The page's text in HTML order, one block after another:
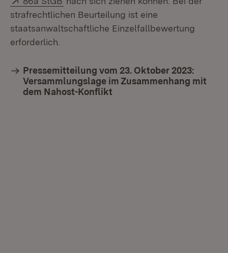
strafrechtlichen Beurteilung ist eine
staatsanwaltschaftliche Einzelfallbewertung
erforderlich.
Pressemitteilung vom 23. Oktober 2023:
Versammlungslage im Zusammenhang mit
dem Nahost-Konflikt